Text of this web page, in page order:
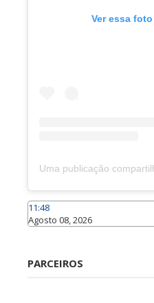
Ver essa
11:48
Agosto 08, 2026
PARCEIROS